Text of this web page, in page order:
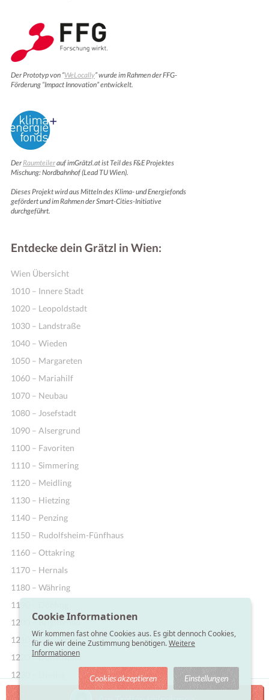
Der Prototyp von “WeLocally” wurde im Rahmen der FFG-
Förderung “Impact Innovation” entwickelt.
DerRaumteilerauf imGrätzl.at ist Teil des F&E Projektes
Mischung: Nordbahnhof (Lead TU Wien).
Dieses Projekt wird aus Mitteln des Klima- und Energiefonds
gefördert und im Rahmen der Smart-Cities-Initiative
durchgeführt.
Entdecke dein Grätzl in Wien:
Wien Übersicht
1010 – Innere Stadt
1020 – Leopoldstadt
1030 – Landstraße
1040 – Wieden
1050 – Margareten
1060 – Mariahilf
1070 – Neubau
1080 – Josefstadt
1090 – Alsergrund
1100 – Favoriten
1110 – Simmering
1120 – Meidling
1130 – Hietzing
1140 – Penzing
1150 – Rudolfsheim-Fünfhaus
1160 – Ottakring
1170 – Hernals
1180 – Währing
1190 – Döbling
1200 – Brigittenau
1210 – Floridsdorf
1220 – Donaustadt
1230 – Liesing
Cookie Informationen
Wir kommen fast ohne Cookies aus. Es gibt dennoch Cookies,
für die wir deine Zustimmung benötigen.Weitere
Informationen
Cookies akzeptieren Einstellungen